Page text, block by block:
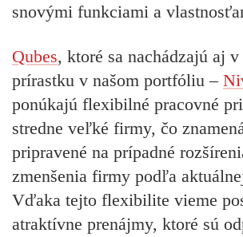
snovými funkciami a
Qubes, ktoré sa nachádzajú aj
prírastku v našom portfóliu –
ponúkajú flexibilné pracovné
stredne veľké firmy, čo
pripravené na prípadné
zmenšenia firmy podľa
Vďaka tejto flexibilite vieme
atraktívne prenájmy, ktoré sú